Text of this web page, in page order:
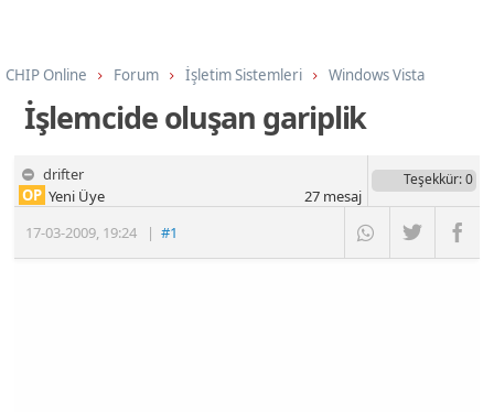
CHIP Online Forum İşletim Sistemleri Windows Vista
İşlemcide oluşan gariplik
drifter
17-03-2009, 19:24 |#1
OP Yeni Üye
Teşekkür: 0
27mesaj